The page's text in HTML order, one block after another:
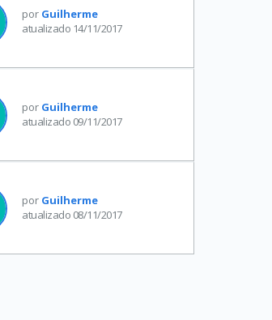
por Guilherme
atualizado 14/11/2017
por Guilherme
atualizado 09/11/2017
por Guilherme
atualizado 08/11/2017